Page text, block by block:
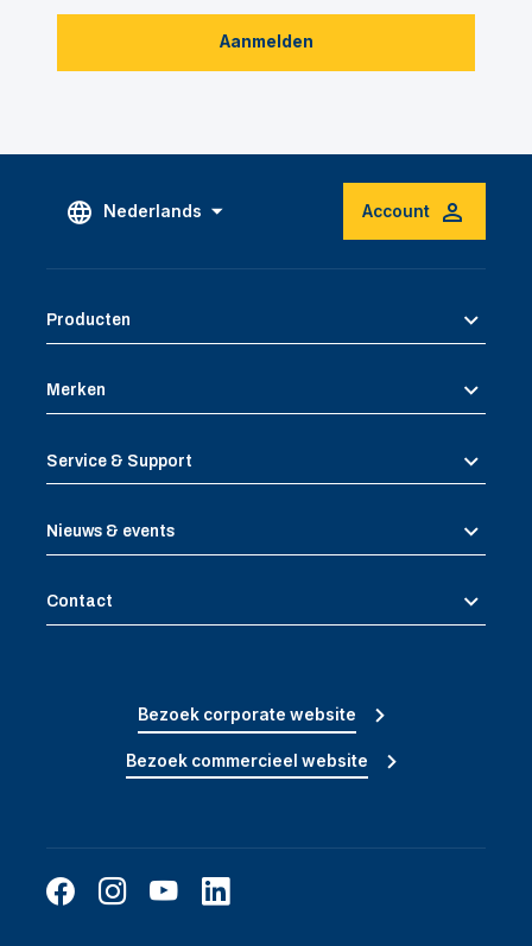
Aanmelden
Nederlands Account
Producten
Merken
Service & Support
Nieuws & events
Contact
Bezoek corporate website
Bezoek commercieel website